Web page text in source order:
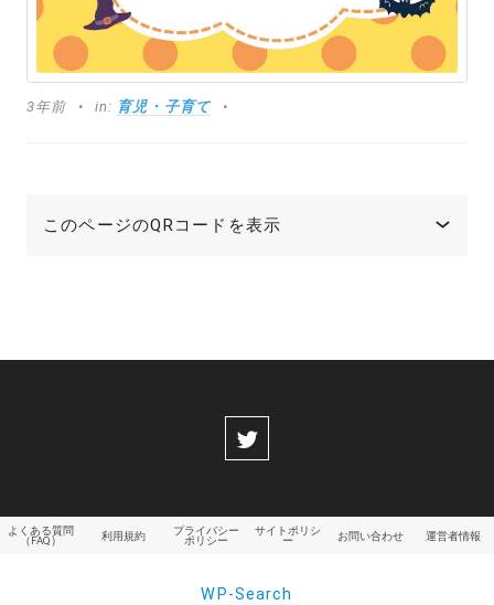
3年前 in: 育児・子育て
このページのQRコードを表示
よくある質問
（FAQ）
利用規約
プライバシー
ポリシー
サイトポリシ
ー
お問い合わせ 運営者情報
WP-Search